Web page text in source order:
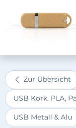
Zur Übersicht
USB Kork, PLA,
USB Metall & Alu